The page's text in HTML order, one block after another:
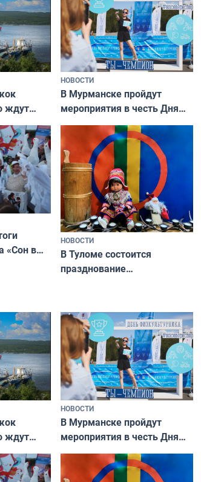
ждут
НОВОСТИ
В Мурманске пройдут
мероприятия в честь Дня
физкультурника
«Сон в
НОВОСТИ
В Туломе состоится
празднование
ждут
НОВОСТИ
В Мурманске пройдут
мероприятия в честь Дня
физкультурника